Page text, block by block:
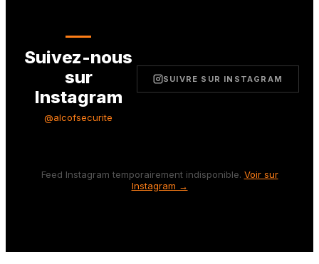
Suivez-nous
sur
Instagram
@alcofsecurite
SUIVRE SUR INSTAGRAM
Feed Instagram temporairement indisponible. Voir sur
Instagram →